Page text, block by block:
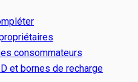
consommateurs
et bornes de recharge